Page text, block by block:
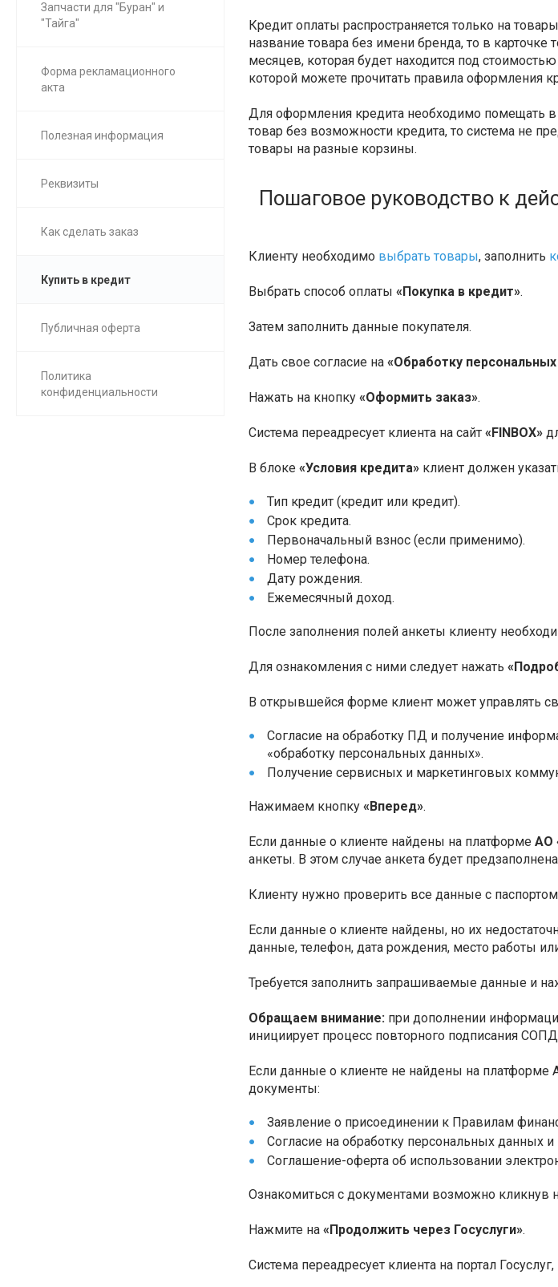
Запчасти для "Буран" и
"Тайга"
Форма рекламационного
акта
Полезная информация
Реквизиты
Как сделать заказ
Купить в кредит
Публичная оферта
Политика
конфиденциальности
Кредит оплаты распространяется только на
название товара без имени бренда, то в
месяцев, которая будет находится под
которой можете прочитать правила оформления
Для оформления кредита необходимо помещать в
товар без возможности кредита, то система не
товары на разные корзины.
Пошаговое руководство к
Клиенту необходимо выбрать товары, заполнить
Выбрать способ оплаты «Покупка в кредит».
Затем заполнить данные покупателя.
Дать свое согласие на «Обработку
Нажать на кнопку «Оформить заказ».
Система переадресует клиента на сайт «FINBOX»
В блоке «Условия кредита» клиент должен
Тип кредит (кредит или кредит).
Срок кредита.
Первоначальный взнос (если применимо).
Номер телефона.
Дату рождения.
Ежемесячный доход.
После заполнения полей анкеты клиенту
Для ознакомления с ними следует нажать
В открывшейся форме клиент может управлять
Согласие на обработку ПД и получение
«обработку персональных данных».
Получение сервисных и маркетинговых
Нажимаем кнопку «Вперед».
Если данные о клиенте найдены на платформе АО
анкеты. В этом случае анкета будет
Клиенту нужно проверить все данные с
Если данные о клиенте найдены, но их
данные, телефон, дата рождения, место работы
Требуется заполнить запрашиваемые данные и
Обращаем внимание: при дополнении
инициирует процесс повторного подписания
Если данные о клиенте не найдены на
документы:
Заявление о присоединении к Правилам
Согласие на обработку персональных данных и
Соглашение-оферта об использовании
Ознакомиться с документами возможно кликнув
Нажмите на «Продолжить через Госуслуги».
Система переадресует клиента на портал